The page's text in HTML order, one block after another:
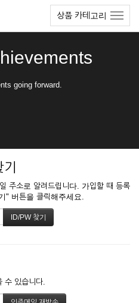
상품 카테고리
going forward.
주소로 알려드립니다. 가입할 때 등록
" 버튼을 클릭해주세요.
수 있습니다.